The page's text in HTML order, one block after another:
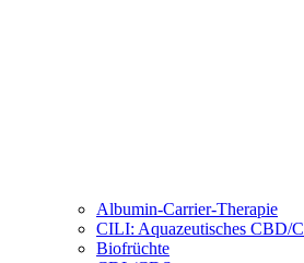
Albumin-Carrier-Therapie
CILI: Aquazeutisches CBD/
Biofrüchte